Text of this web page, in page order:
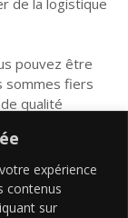
expérience
contenus
sur
pouvez être
sommes fiers
qualité
à offrir à nos
qui restera
à venir.